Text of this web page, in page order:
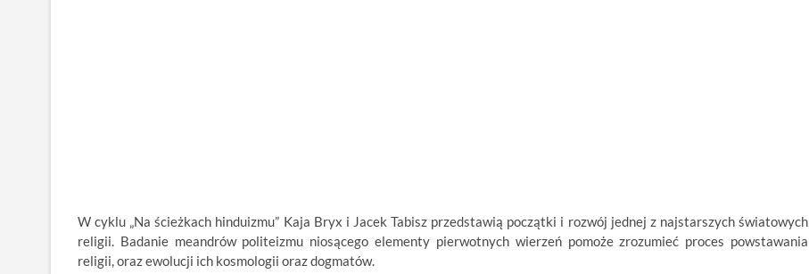
W cyklu „Na ścieżkach hinduizmu” Kaja Bryx i Jacek Tabisz przedstawią początki i rozwój jednej z najstarszych światowych
religii. Badanie meandrów politeizmu niosącego elementy pierwotnych wierzeń pomoże zrozumieć proces powstawania
religii, oraz ewolucji ich kosmologii oraz dogmatów.